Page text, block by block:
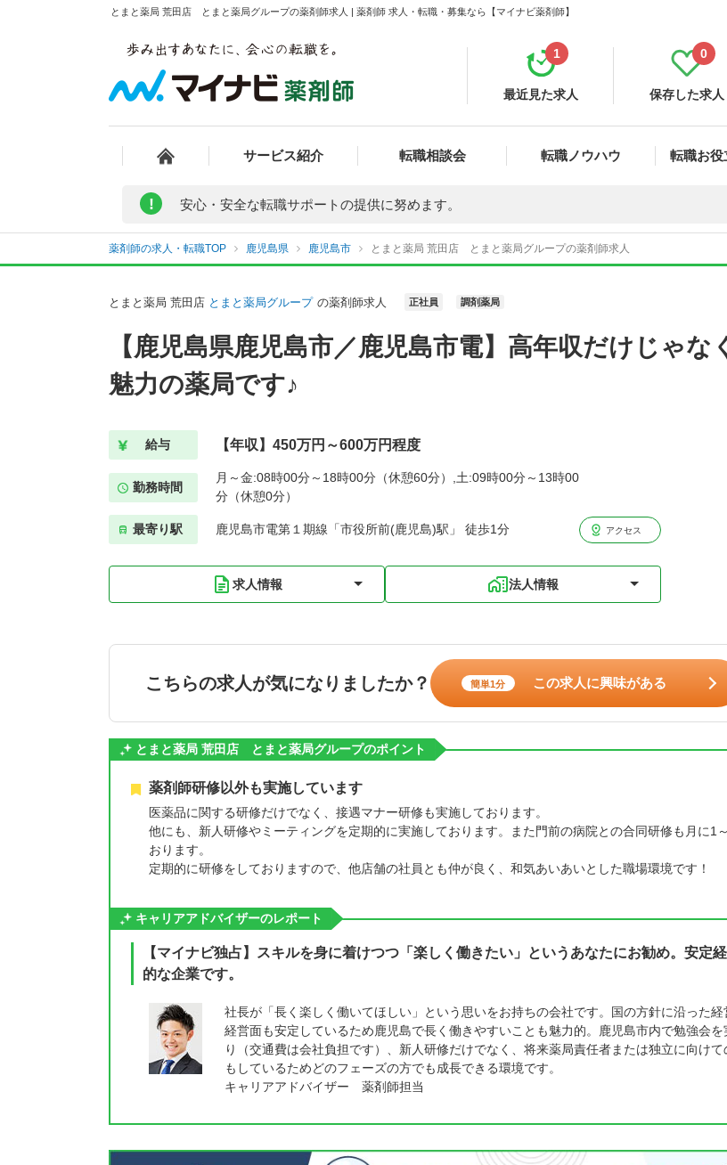
とまと薬局 荒田店 とまと薬局グループの薬剤師求人 | 薬剤師 求人・転職・募集なら【マイナビ薬剤師】
最近見た求人
1
保存した求人
0
サービス紹介 転職相談会 転職ノウハウ 転職お役
! 安心・安全な転職サポートの提供に努めます。
薬剤師の求人・転職TOP 鹿児島県 鹿児島市 とまと薬局 荒田店 とまと薬局グループの薬剤師求人
とまと薬局 荒田店 とまと薬局グループ の薬剤師求人 正社員 調剤薬局
【鹿児島県鹿児島市／鹿児島市電】高年収だけじゃ
魅力の薬局です♪
給与 【年収】450万円～600万円程度
勤務時間
月～金:08時00分～18時00分（休憩60分）,土:09時00分～13時00
分（休憩0分）
最寄り駅 鹿児島市電第１期線「市役所前(鹿児島)駅」 徒歩1分 アクセス
求人情報 法人情報
こちらの求人が気になりましたか？ 簡単1分 この求人に興味がある
とまと薬局 荒田店 とまと薬局グループのポイント
薬剤師研修以外も実施しています
医薬品に関する研修だけでなく、接遇マナー研修も実施しております。
他にも、新人研修やミーティングを定期的に実施しております。また門前の病院との合同研修も月に1
おります。
定期的に研修をしておりますので、他店舗の社員とも仲が良く、和気あいあいとした職場環境です！
キャリアアドバイザーのレポート
【マイナビ独占】スキルを身に着けつつ「楽しく働きたい」というあなたにお勧め。安定
的な企業です。
社長が「長く楽しく働いてほしい」という思いをお持ちの会社です。国の方針に沿った経
経営面も安定しているため鹿児島で長く働きやすいことも魅力的。鹿児島市内で勉強会を
り（交通費は会社負担です）、新人研修だけでなく、将来薬局責任者または独立に向け
もしているためどのフェーズの方でも成長できる環境です。
キャリアアドバイザー 薬剤師担当